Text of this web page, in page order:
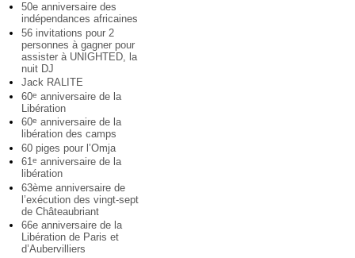
50e anniversaire des
indépendances africaines
56 invitations pour 2
personnes à gagner pour
assister à UNIGHTED, la
nuit DJ
Jack RALITE
60e anniversaire de la
Libération
60e anniversaire de la
libération des camps
60 piges pour l’Omja
61e anniversaire de la
libération
63ème anniversaire de
l’exécution des vingt-sept
de Châteaubriant
66e anniversaire de la
Libération de Paris et
d’Aubervilliers